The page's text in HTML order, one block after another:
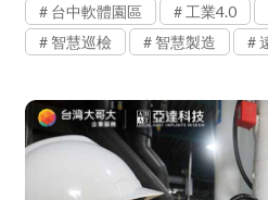
台中軟體園區
工業4.0
智慧巡檢
智慧製造